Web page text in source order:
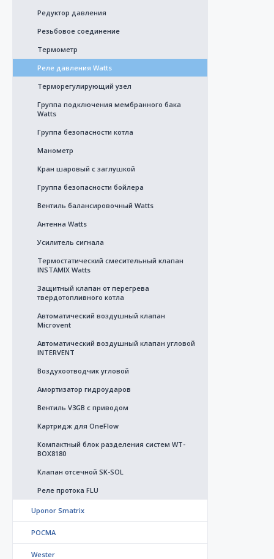
Редуктор давления
Резьбовое соединение
Термометр
Реле давления Watts
Терморегулирующий узел
Группа подключения мембранного бака
Watts
Группа безопасности котла
Манометр
Кран шаровый с заглушкой
Группа безопасности бойлера
Вентиль балансировочный Watts
Антенна Watts
Усилитель сигнала
Термостатический смесительный клапан
INSTAMIX Watts
Защитный клапан от перегрева
твердотопливного котла
Автоматический воздушный клапан
Microvent
Автоматический воздушный клапан угловой
INTERVENT
Воздухоотводчик угловой
Амортизатор гидроударов
Вентиль V3GB с приводом
Картридж для OneFlow
Компактный блок разделения систем WT-
BOX8180
Клапан отсечной SK-SOL
Реле протока FLU
Uponor Smatrix
РОСМА
Wester